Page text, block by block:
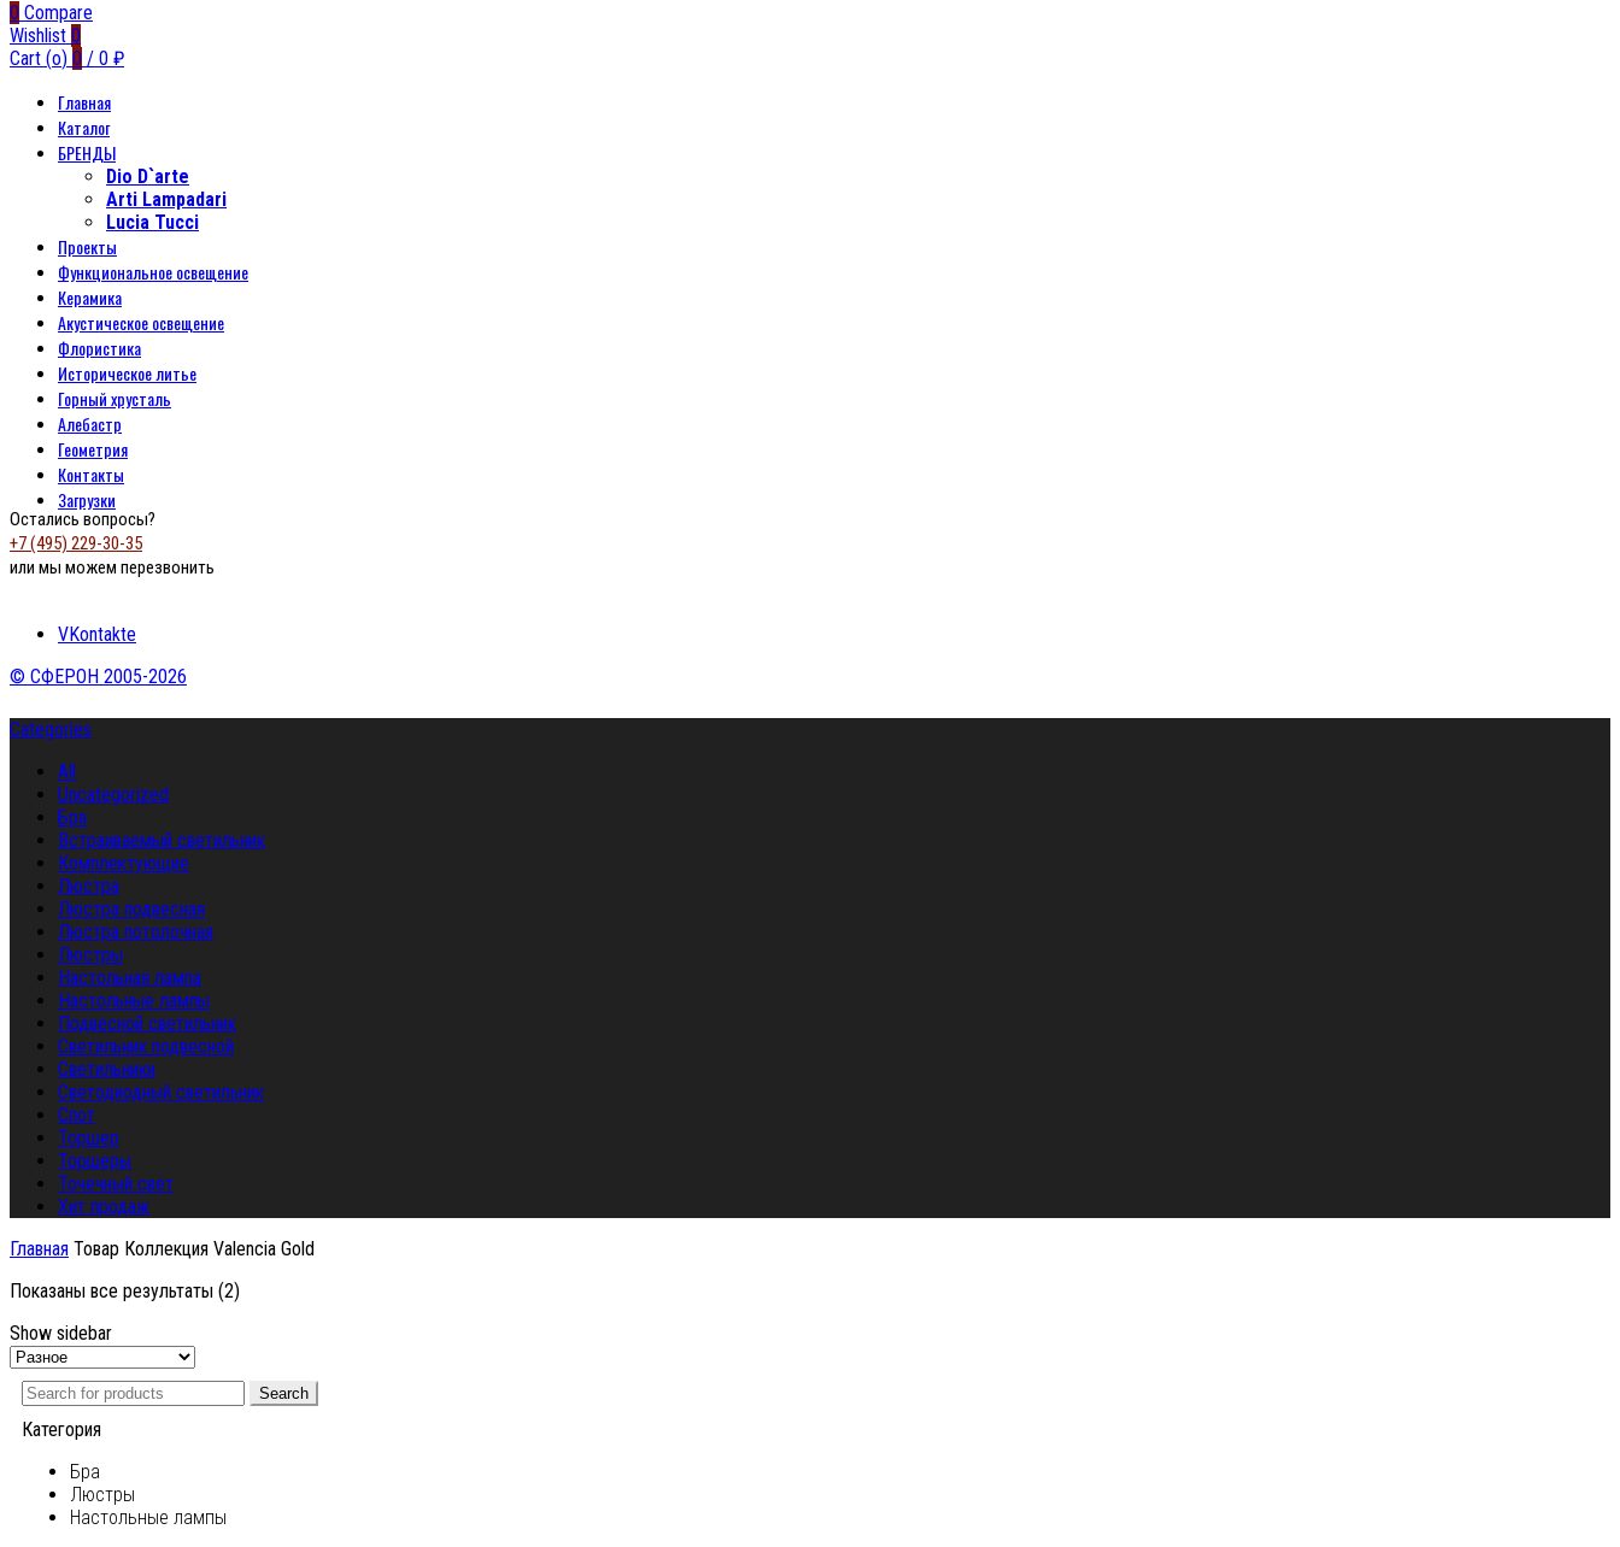
0 Compare
Wishlist 0
Cart (o) 0 / 0 ₽
Главная
Каталог
БРЕНДЫ
Dio D`arte
Arti Lampadari
Lucia Tucci
Проекты
Функциональное освещение
Керамика
Акустическое освещение
Флористика
Историческое литье
Горный хрусталь
Алебастр
Геометрия
Контакты
Загрузки
Остались вопросы?
+7 (495) 229-30-35
или мы можем перезвонить
VKontakte
© СФЕРОН 2005-2026
Categories
All
Uncategorized
Бра
Встраиваемый светильник
Комплектующие
Люстра
Люстра подвесная
Люстра потолочная
Люстры
Настольная лампа
Настольные лампы
Подвесной светильник
Светильник подвесной
Светильники
Светодиодный светильник
Спот
Торшер
Торшеры
Точечный свет
Хит продаж
Главная Товар Коллекция Valencia Gold
Показаны все результаты (2)
Show sidebar
Search
Категория
Бра
Люстры
Настольные лампы